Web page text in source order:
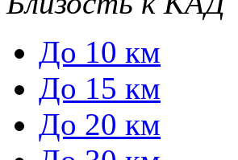
До 10 км
До 15 км
До 20 км